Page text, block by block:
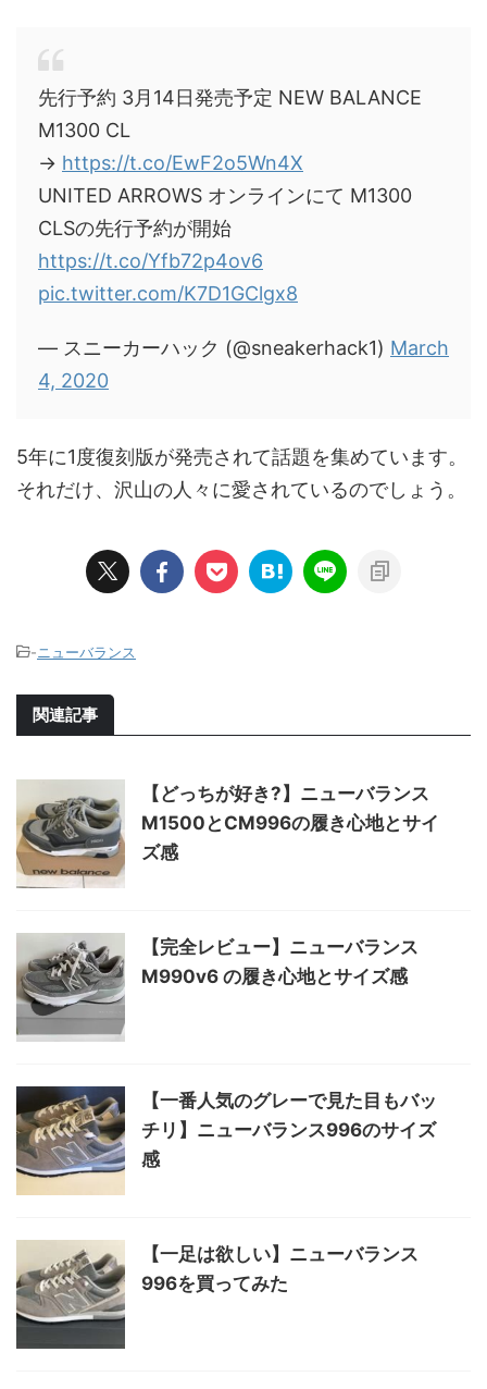
先行予約 3月14日発売予定 NEW BALANCE
M1300 CL
→ https://t.co/EwF2o5Wn4X
UNITED ARROWS オンラインにて M1300
CLSの先行予約が開始
https://t.co/Yfb72p4ov6
pic.twitter.com/K7D1GClgx8
— スニーカーハック (@sneakerhack1) March
4, 2020
5年に1度復刻版が発売されて話題を集めています。
それだけ、沢山の人々に愛されているのでしょう。
-ニューバランス
関連記事
【どっちが好き?】ニューバランス
M1500とCM996の履き心地とサイ
ズ感
【完全レビュー】ニューバランス
M990v6 の履き心地とサイズ感
【一番人気のグレーで見た目もバッ
チリ】ニューバランス996のサイズ
感
【一足は欲しい】ニューバランス
996を買ってみた